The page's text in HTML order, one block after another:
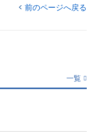
前のページへ戻る
一覧